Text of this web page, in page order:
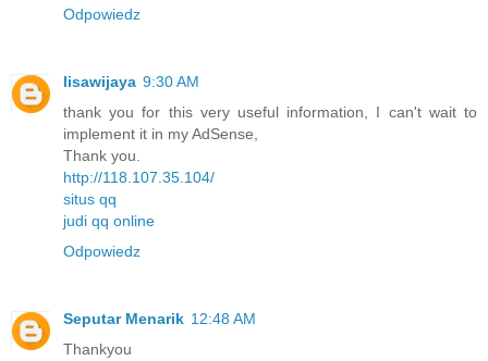
Odpowiedz
lisawijaya 9:30 AM
thank you for this very useful information, I can't wait to
implement it in my AdSense,
Thank you.
http://118.107.35.104/
situs qq
judi qq online
Odpowiedz
Seputar Menarik 12:48 AM
Thankyou